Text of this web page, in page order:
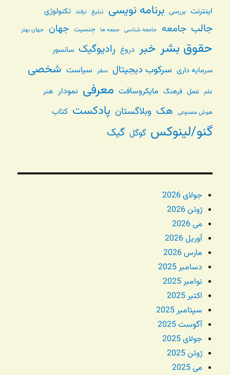
اینترنت بررسی برنامه نویسی تبلیغ ترفند تکنولوژی
جالب جامعه جامعه شناسی جمعه ها جنسیت جهان جهان بهتر
حقوق بشر خبر دروغ رادیوگیک سانسور
سرمایه داری سرکوب دیجیتال سفر سیاست شخصی
علم عمل فرهنگ مایکروسافت معرفی نمودار هنر
هوش مصنوعی هک وبلاگستان پادکست کتاب
گنو/لینوکس گوگل گیک
جولای 2026
ژوئن 2026
می 2026
آوریل 2026
مارس 2026
دسامبر 2025
نوامبر 2025
اکتبر 2025
سپتامبر 2025
آگوست 2025
جولای 2025
ژوئن 2025
می 2025